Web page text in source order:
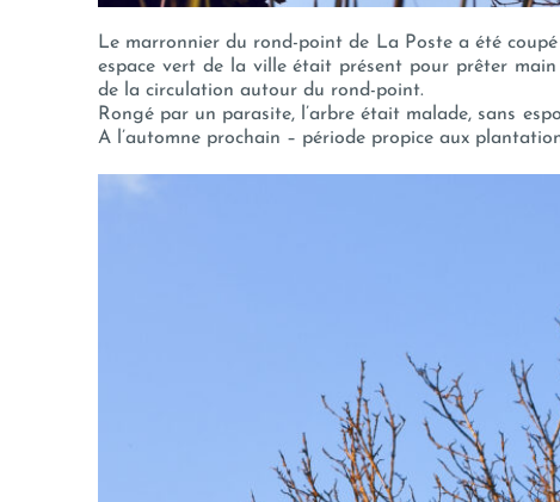
Le marronnier du rond-point de La Poste a été
espace vert de la ville était présent pour prêter
de la circulation autour du rond-point.
Rongé par un parasite, l’arbre était malade, sans
A l’automne prochain – période propice aux